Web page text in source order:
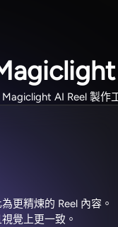
AI Reel 製作
更精煉的 Reel 內容。
覺上更一致。